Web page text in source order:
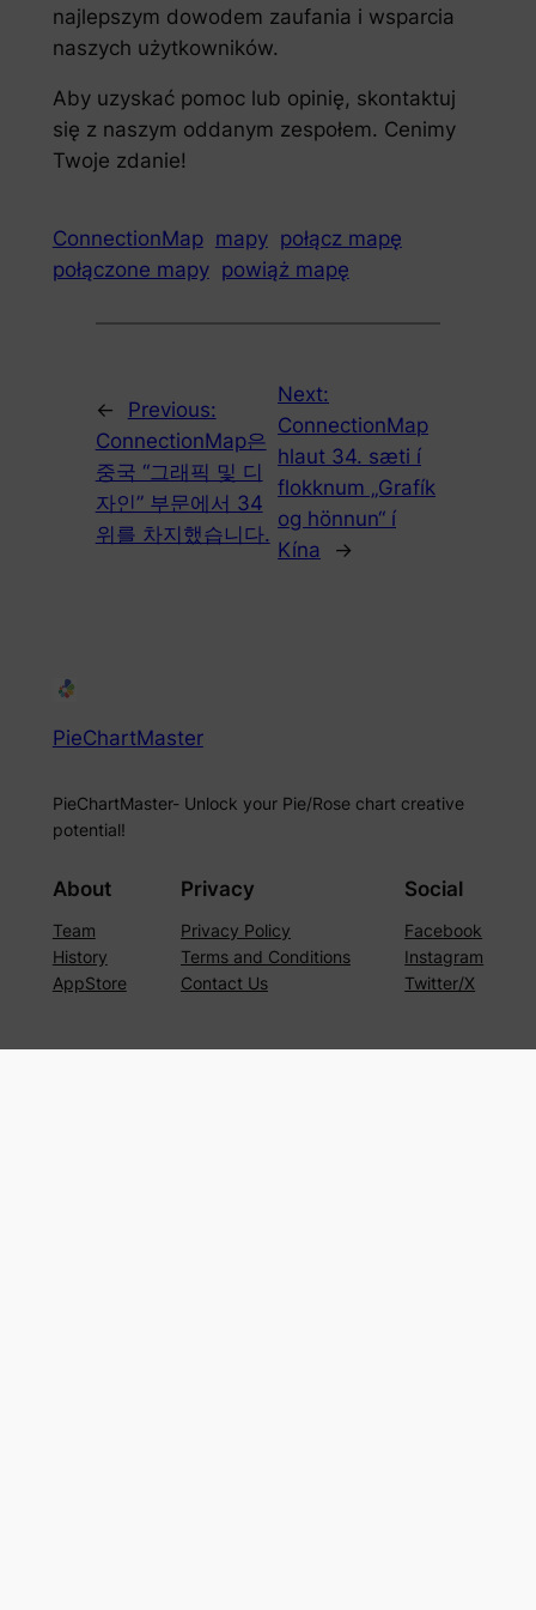
najlepszym dowodem zaufania i wsparcia
naszych użytkowników.
Aby uzyskać pomoc lub opinię, skontaktuj
się z naszym oddanym zespołem. Cenimy
Twoje zdanie!
ConnectionMap mapy połącz mapę
połączone mapy powiąż mapę
←
Previous:
ConnectionMap은
중국 “그래픽 및 디
자인” 부문에서 34
위를 차지했습니다.
Next:
ConnectionMap
hlaut 34. sæti í
flokknum „Grafík
og hönnun“ í
Kína
→
PieChartMaster
PieChartMaster- Unlock your Pie/Rose chart creative
potential!
About
Team
History
AppStore
Privacy
Privacy Policy
Terms and Conditions
Contact Us
Social
Facebook
Instagram
Twitter/X